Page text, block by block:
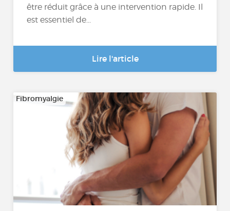
être réduit grâce à une intervention rapide. Il
est essentiel de...
Lire l'article
Fibromyalgie